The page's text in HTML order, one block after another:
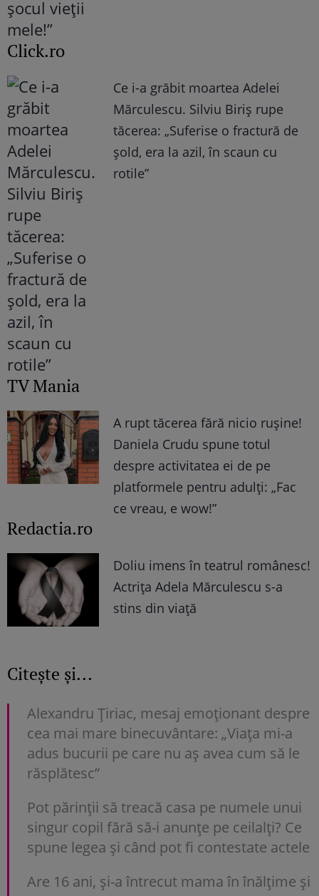
Click.ro
Ce i-a grăbit moartea Adelei
Mărculescu. Silviu Biriș rupe
tăcerea: „Suferise o fractură de
șold, era la azil, în scaun cu
rotile”
TV Mania
A rupt tăcerea fără nicio rușine!
Daniela Crudu spune totul
despre activitatea ei de pe
platformele pentru adulți: „Fac
ce vreau, e wow!”
Redactia.ro
Doliu imens în teatrul românesc!
Actrița Adela Mărculescu s-a
stins din viață
Citește și...
Alexandru Țiriac, mesaj emoționant despre
cea mai mare binecuvântare: „Viața mi-a
adus bucurii pe care nu aș avea cum să le
răsplătesc”
Pot părinții să treacă casa pe numele unui
singur copil fără să-i anunțe pe ceilalți? Ce
spune legea și când pot fi contestate actele
Are 16 ani, și-a întrecut mama în înălțime și